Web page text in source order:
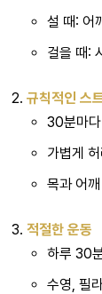
설 때: 어
걸을 때:
규칙적인 스
30분마
가볍게
목과 어
적절한 운동
하루 30
수영, 필